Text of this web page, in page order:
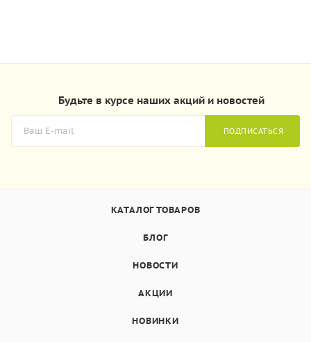
Будьте в курсе наших акций и новостей
ПОДПИСАТЬСЯ
КАТАЛОГ ТОВАРОВ
БЛОГ
НОВОСТИ
АКЦИИ
НОВИНКИ